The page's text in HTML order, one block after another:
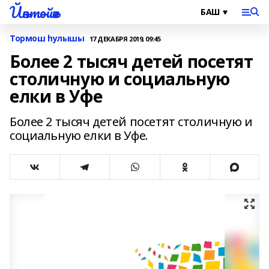
Йәнтөйәк
Тормош һулышы 17 ДЕКАБРЯ 2019, 09:45
Более 2 тысяч детей посетят
столичную и социальную
елки в Уфе
Более 2 тысяч детей посетят столичную и
социальную елки в Уфе.